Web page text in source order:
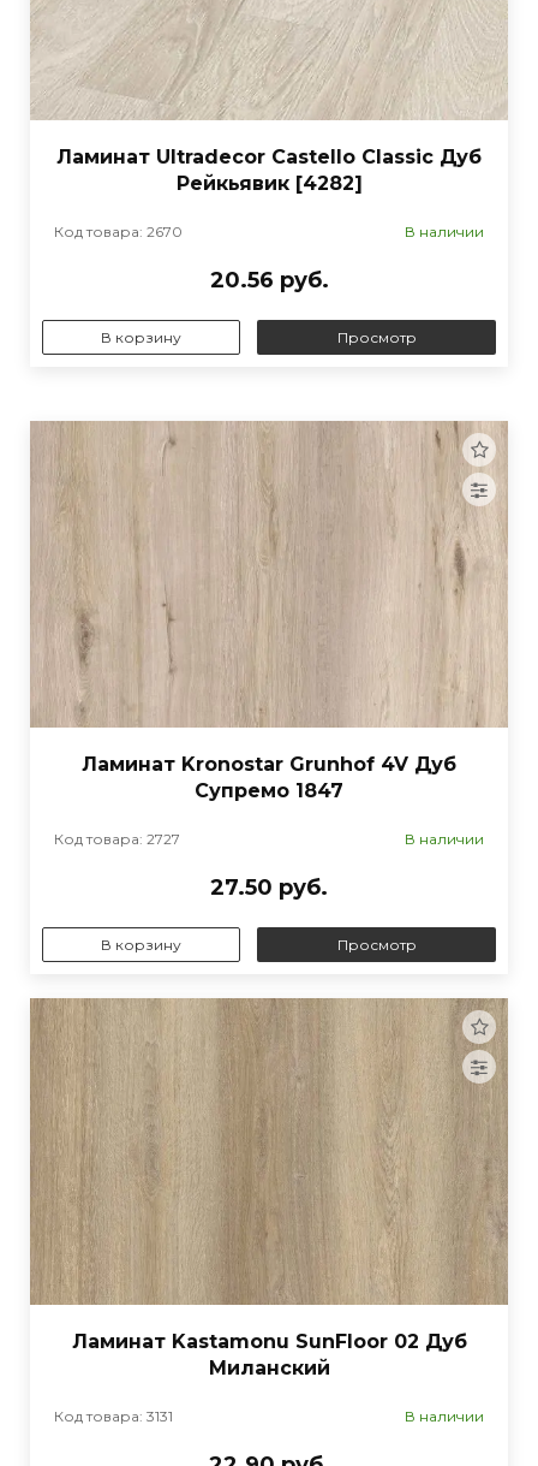
Ламинат Ultradecor Castello Classic Дуб
Рейкьявик [4282]
Код товара: 2670 В наличии
20.56 руб.
В корзину Просмотр
Ламинат Kronostar Grunhof 4V Дуб
Супремо 1847
Код товара: 2727 В наличии
27.50 руб.
В корзину Просмотр
Ламинат Kastamonu SunFloor 02 Дуб
Миланский
Код товара: 3131 В наличии